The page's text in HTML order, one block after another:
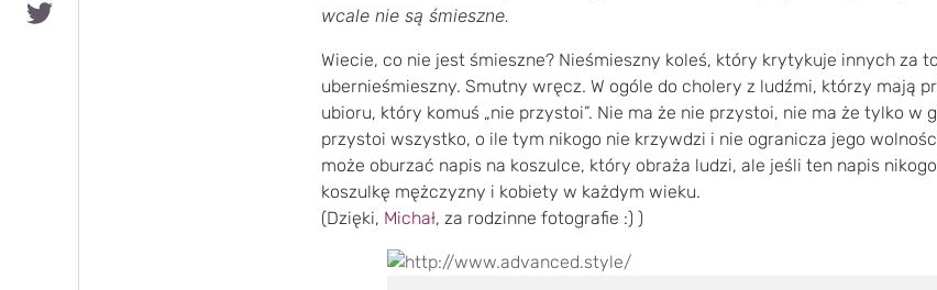
wcale nie są śmieszne.
Wiecie, co nie jest śmieszne? Nieśmieszny koleś, który krytykuje innych za
ubernieśmieszny. Smutny wręcz. W ogóle do cholery z ludźmi, którzy mają
ubioru, który komuś „nie przystoi”. Nie ma że nie przystoi, nie ma że tylko w
przystoi wszystko, o ile tym nikogo nie krzywdzi i nie ogranicza jego
może oburzać napis na koszulce, który obraża ludzi, ale jeśli ten napis
koszulkę mężczyzny i kobiety w każdym wieku.
(Dzięki, Michał, za rodzinne fotografie :) )